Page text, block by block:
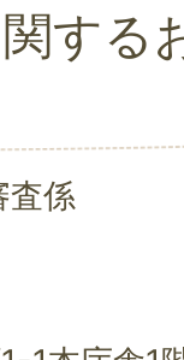
する
査係